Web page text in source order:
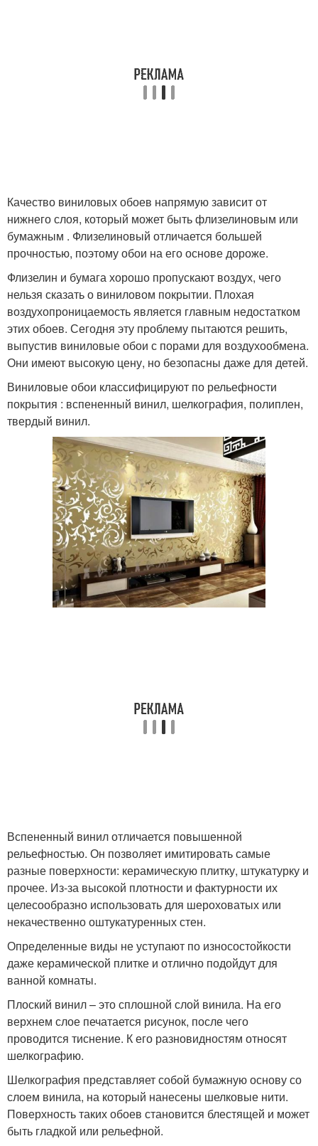
Качество виниловых обоев напрямую зависит от
нижнего слоя, который может быть флизелиновым или
бумажным . Флизелиновый отличается большей
прочностью, поэтому обои на его основе дороже.
Флизелин и бумага хорошо пропускают воздух, чего
нельзя сказать о виниловом покрытии. Плохая
воздухопроницаемость является главным недостатком
этих обоев. Сегодня эту проблему пытаются решить,
выпустив виниловые обои с порами для воздухообмена.
Они имеют высокую цену, но безопасны даже для детей.
Виниловые обои классифицируют по рельефности
покрытия : вспененный винил, шелкография, полиплен,
твердый винил.
Вспененный винил отличается повышенной
рельефностью. Он позволяет имитировать самые
разные поверхности: керамическую плитку, штукатурку и
прочее. Из-за высокой плотности и фактурности их
целесообразно использовать для шероховатых или
некачественно оштукатуренных стен.
Определенные виды не уступают по износостойкости
даже керамической плитке и отлично подойдут для
ванной комнаты.
Плоский винил – это сплошной слой винила. На его
верхнем слое печатается рисунок, после чего
проводится тиснение. К его разновидностям относят
шелкографию.
Шелкография представляет собой бумажную основу со
слоем винила, на который нанесены шелковые нити.
Поверхность таких обоев становится блестящей и может
быть гладкой или рельефной.